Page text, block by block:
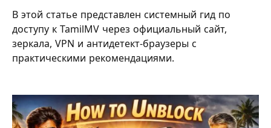
В этой статье представлен системный гид по
доступу к TamilMV через официальный сайт,
зеркала, VPN и антидетект-браузеры с
практическими рекомендациями.